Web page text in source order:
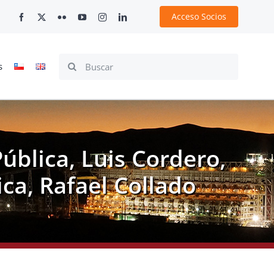
Acceso Socios
Search
Luis Cordero,
Rafael Collado